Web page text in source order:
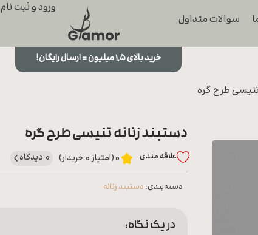
سوالات متداول
ورود و ثبت نام
خرید بالای ۱,۵ میلیون = ارسال رایگان!
طرح گره
دستبند زنانه تنیسی طرح گره
علاقه‌ مندی 0(امتیاز 0 خریدار) 0 دیدگاه
دسته‌بندی: دستبند زنانه
در یک نگاه: